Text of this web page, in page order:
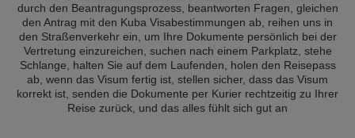
durch den Beantragungsprozess, beantworten Fragen, gleichen
den Antrag mit den Kuba Visabestimmungen ab, reihen uns in
den Straßenverkehr ein, um Ihre Dokumente persönlich bei der
Vertretung einzureichen, suchen nach einem Parkplatz, stehe
Schlange, halten Sie auf dem Laufenden, holen den Reisepass
ab, wenn das Visum fertig ist, stellen sicher, dass das Visum
korrekt ist, senden die Dokumente per Kurier rechtzeitig zu Ihrer
Reise zurück, und das alles fühlt sich gut an